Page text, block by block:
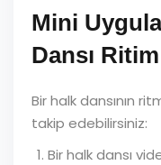
Mini
Dansı
Bir halk dansının
takip edebilirsiniz:
Bir halk dansı